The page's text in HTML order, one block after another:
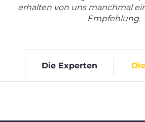
erhalten von uns manchmal
Empfehlung.
Die Experten